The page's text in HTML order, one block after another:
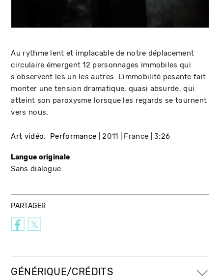
Au rythme lent et implacable de notre déplacement
circulaire émergent 12 personnages immobiles qui
s'observent les un les autres. L'immobilité pesante fait
monter une tension dramatique, quasi absurde, qui
atteint son paroxysme lorsque les regards se tournent
vers nous.
Art vidéo Performance 2011 France 3:26
Langue originale
Sans dialogue
PARTAGER
GÉNÉRIQUE/CRÉDITS